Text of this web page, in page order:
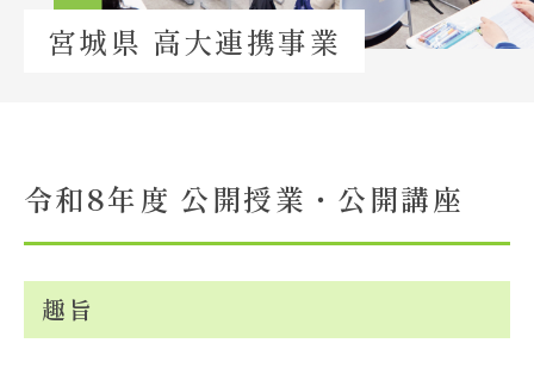
イベント一覧
教職員募集
北杜学園設置校
宮城県 高大連携事業
令和8年度 公開授業・公開講座
趣旨